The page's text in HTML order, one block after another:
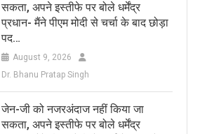
सकता, अपने इस्तीफे पर बोले धर्मेंद्र
प्रधान- मैंने पीएम मोदी से चर्चा के बाद छोड़ा
पद…
August 9, 2026
Dr. Bhanu Pratap Singh
जेन-जी को नजरअंदाज नहीं किया जा
सकता, अपने इस्तीफे पर बोले धर्मेंद्र